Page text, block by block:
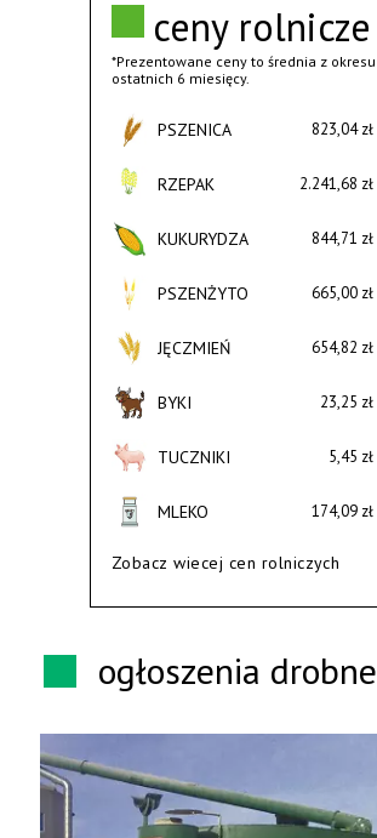
ceny rolnicze
*Prezentowane ceny to średnia z okresu
ostatnich 6 miesięcy.
PSZENICA 823,04 zł
RZEPAK 2.241,68 zł
KUKURYDZA 844,71 zł
PSZENŻYTO 665,00 zł
JĘCZMIEŃ 654,82 zł
BYKI 23,25 zł
TUCZNIKI 5,45 zł
MLEKO 174,09 zł
Zobacz wiecej cen rolniczych
ogłoszenia drobne